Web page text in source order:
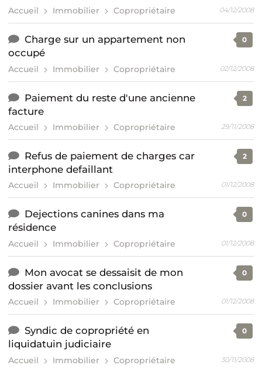
Accueil Immobilier Copropriétaire 04/12/2008
Charge sur un appartement non
occupé
Accueil Immobilier Copropriétaire
0
02/12/2008
Paiement du reste d'une ancienne
facture
Accueil Immobilier Copropriétaire
2
29/11/2008
Refus de paiement de charges car
interphone defaillant
Accueil Immobilier Copropriétaire
2
01/12/2008
Dejections canines dans ma
résidence
Accueil Immobilier Copropriétaire
0
01/12/2008
Mon avocat se dessaisit de mon
dossier avant les conclusions
Accueil Immobilier Copropriétaire
0
01/12/2008
Syndic de copropriété en
liquidatuin judiciaire
Accueil Immobilier Copropriétaire
0
30/11/2008